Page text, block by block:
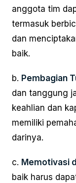
anggota tim
termasuk
dan
baik.
b. Pembagian
dan tanggung
keahlian dan
memiliki
darinya.
c. Memotivasi
baik harus